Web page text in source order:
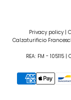
Privacy policy|
Calzaturificio
REA: FM -